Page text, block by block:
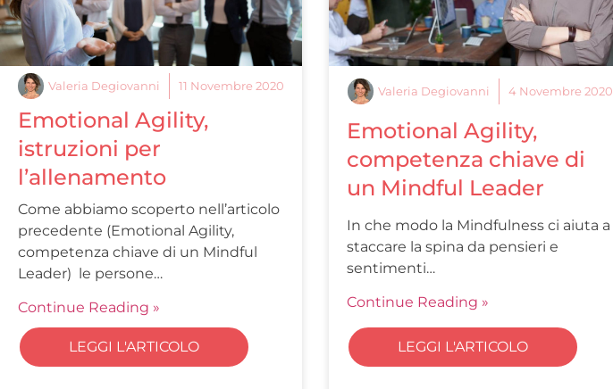
Valeria Degiovanni 11 Novembre 2020
Emotional Agility,
istruzioni per
l’allenamento
Come abbiamo scoperto nell’articolo
precedente (Emotional Agility,
competenza chiave di un Mindful
Leader) le persone…
Continue Reading »
LEGGI L'ARTICOLO
Valeria Degiovanni 4 Novembre 2020
Emotional Agility,
competenza chiave di
un Mindful Leader
In che modo la Mindfulness ci aiuta a
staccare la spina da pensieri e
sentimenti…
Continue Reading »
LEGGI L'ARTICOLO